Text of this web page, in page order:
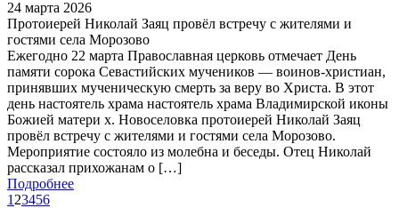
24 марта 2026
Протоиерей Николай Заяц провёл встречу с жителями и
гостями села Морозово
Ежегодно 22 марта Православная церковь отмечает День
памяти сорока Севастийских мучеников — воинов-христиан,
принявших мученическую смерть за веру во Христа. В этот
день настоятель храма настоятель храма Владимирской иконы
Божией матери х. Новоселовка протоиерей Николай Заяц
провёл встречу с жителями и гостями села Морозово.
Мероприятие состояло из молебна и беседы. Отец Николай
рассказал прихожанам о […]
Подробнее
1 23456